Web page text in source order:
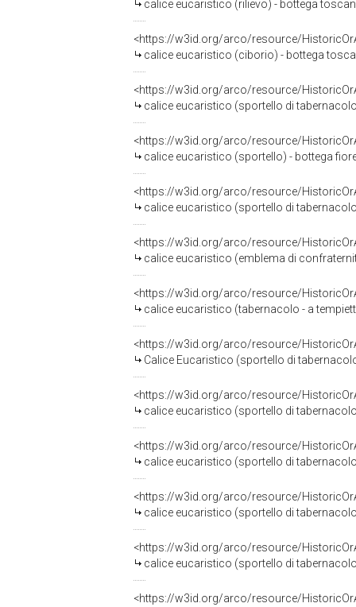
calice eucaristico (rilievo) - bottega
<https://w3id.org/arco/resource/
calice eucaristico (ciborio) - bottega
<https://w3id.org/arco/resource/
calice eucaristico (sportello di
<https://w3id.org/arco/resource/
calice eucaristico (sportello) - bottega
<https://w3id.org/arco/resource/
calice eucaristico (sportello di
<https://w3id.org/arco/resource/
calice eucaristico (emblema di
<https://w3id.org/arco/resource/
calice eucaristico (tabernacolo - a
<https://w3id.org/arco/resource/
Calice Eucaristico (sportello di
<https://w3id.org/arco/resource/
calice eucaristico (sportello di
<https://w3id.org/arco/resource/
calice eucaristico (sportello di
<https://w3id.org/arco/resource/
calice eucaristico (sportello di
<https://w3id.org/arco/resource/
calice eucaristico (sportello di
<https://w3id.org/arco/resource/